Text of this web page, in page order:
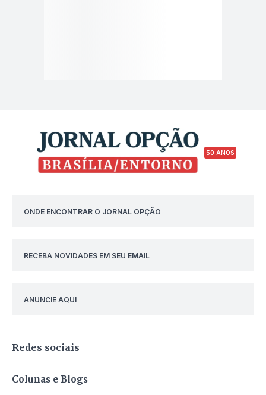
50 ANOS
ONDE ENCONTRAR O JORNAL OPÇÃO
RECEBA NOVIDADES EM SEU EMAIL
ANUNCIE AQUI
Redes sociais
Colunas e Blogs